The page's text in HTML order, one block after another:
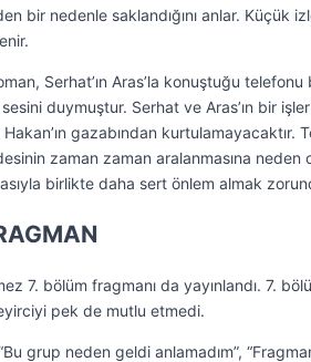
bir nedenle saklandığını anlar. Küçük
Serhat’ın Aras’la konuştuğu telefonu
sesini duymuştur. Serhat ve Aras’ın bir
gazabından kurtulamayacaktır.
zaman zaman aralanmasına neden
birlikte daha sert önlem almak
7. bölüm fragmanı da yayınlandı. 7.
pek de mutlu etmedi.
grup neden geldi anlamadım”,